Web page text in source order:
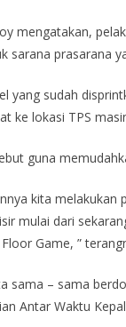
mengatakan,
sarana prasarana
yang sudah
ke lokasi TPS
guna
kita
mulai dari
Game, ”
sama – sama
Antar Waktu